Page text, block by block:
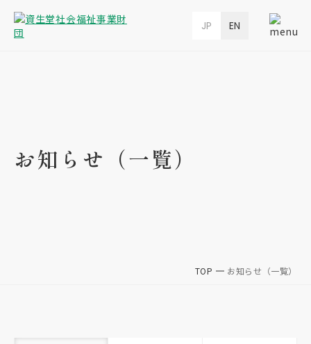
JP EN
お知らせ（一覧）
TOP お知らせ（一覧）